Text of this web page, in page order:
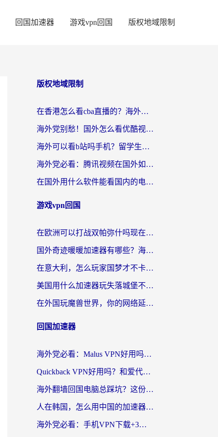
回国加速器 游戏vpn回国 版权地域限制
版权地域限制
在香港怎么看cba直播的？海外党体育观赛终极指南：告别版权限制，畅享中文解说
海外党别愁！国外怎么看优酷视频？一招解决追剧、看直播难题
海外可以看b站吗手机？留学生亲测有效的回国加速指南
海外党必看：腾讯视频在国外如何解除地域限制？附优酷咪咕使用指南
在国外用什么软件能看国内的电视剧啊？留学生亲测有效的回国加速方案
游戏vpn回国
在欧洲可以打战双帕弥什吗现在？跨越延迟墙的实战指南
国外奇迹暖暖加速器有哪些？海外党国服游戏畅玩终极指南（附亲测推荐）
在意大利，怎么玩家国梦才不卡？这份终极加速指南请收好
美国用什么加速器玩失落城堡不卡？海外党亲测有效的国服游戏加速指南
在外国玩魔兽世界，你的网络延迟是最大的敌人
回国加速器
海外党必看：Malus VPN好用吗？和迅猛兔VPN对比哪个回国效果更好？附真实体验与避坑指南
Quickback VPN好用吗？和爱代理VPN对比哪个回国效果更好？
海外翻墙回国电脑总踩坑？这份实测指南帮你选对加速器（附ChickCNinitapMalus对比）
人在韩国，怎么用中国的加速器刷剧打游戏？这份真实体验指南给你答案
海外党必看：手机VPN下载+3步选对回国加速器，无缝刷国内资源不再愁